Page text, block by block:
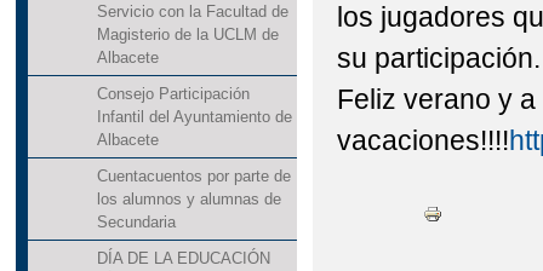
Servicio con la Facultad de
Magisterio de la UCLM de
Albacete
Consejo Participación
Infantil del Ayuntamiento de
Albacete
Cuentacuentos por parte de
los alumnos y alumnas de
Secundaria
DÍA DE LA EDUCACIÓN
los jugadores
su participación.
Feliz verano y
vacaciones!!!!